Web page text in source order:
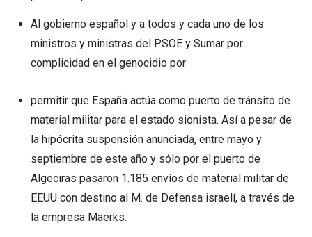
Al gobierno español y a todos y cada uno de los
ministros y ministras del PSOE y Sumar por
complicidad en el genocidio por:
permitir que España actúa como puerto de tránsito de
material militar para el estado sionista. Así a pesar de
la hipócrita suspensión anunciada, entre mayo y
septiembre de este año y sólo por el puerto de
Algeciras pasaron 1.185 envíos de material militar de
EEUU con destino al M. de Defensa israelí, a través de
la empresa Maerks.